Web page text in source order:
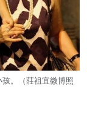
。（莊祖宜微博照